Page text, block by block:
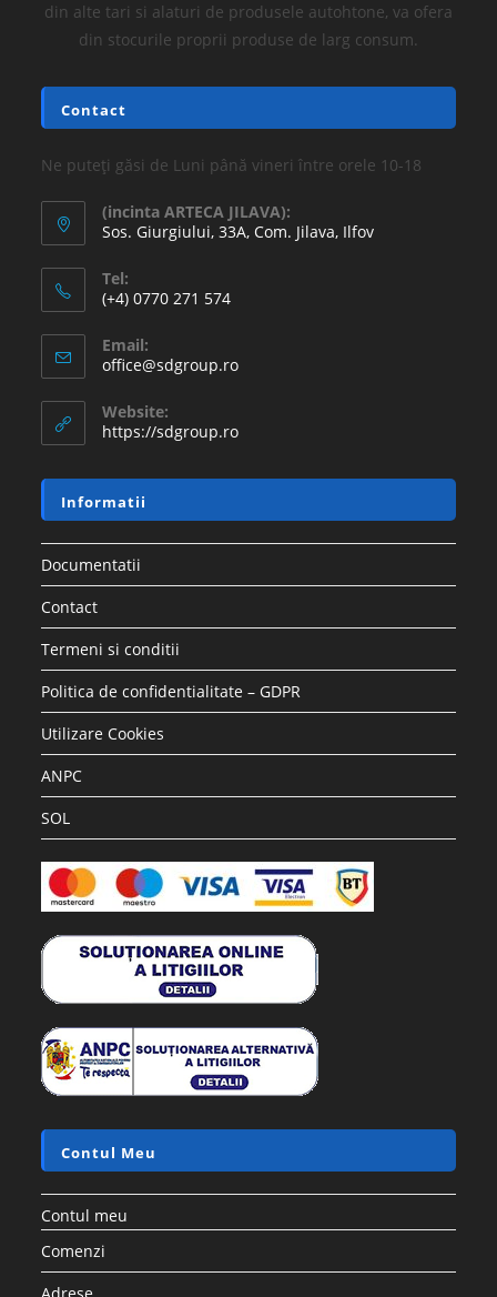
din alte tari si alaturi de produsele autohtone, va ofera
din stocurile proprii produse de larg consum.
Contact
Ne puteți găsi de Luni până vineri între orele 10-18
(incinta ARTECA JILAVA):
Sos. Giurgiului, 33A, Com. Jilava, Ilfov
Tel:
(+4) 0770 271 574
Email:
office@sdgroup.ro
Website:
https://sdgroup.ro
Informatii
Documentatii
Contact
Termeni si conditii
Politica de confidentialitate – GDPR
Utilizare Cookies
ANPC
SOL
Contul Meu
Contul meu
Comenzi